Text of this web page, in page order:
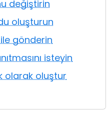
değiştirin
oluşturun
gönderin
isteyin
olarak oluştur